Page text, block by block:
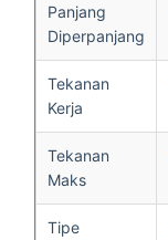
Panjang
Diperpanjang
Tekanan
Kerja
Tekanan
Maks
Tipe